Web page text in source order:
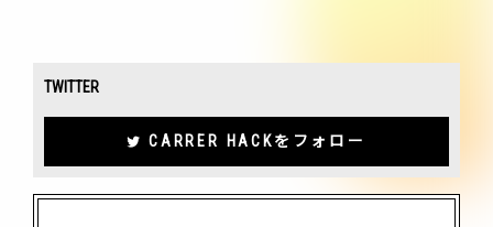
TWITTER
CARRER HACKをフォロー